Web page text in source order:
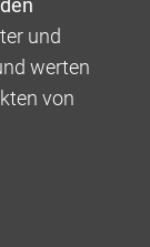
und
werten
von